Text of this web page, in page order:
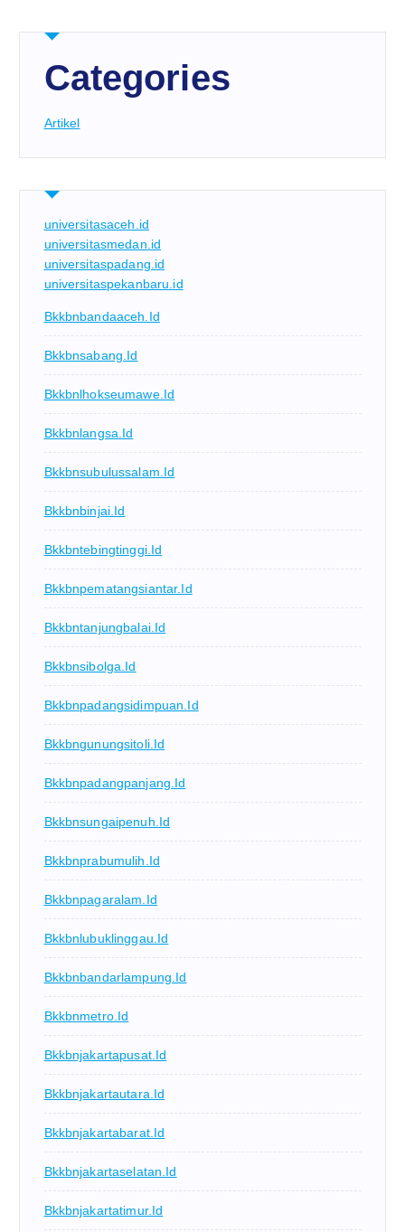
Categories
Artikel
universitasaceh.id
universitasmedan.id
universitaspadang.id
universitaspekanbaru.id
Bkkbnbandaaceh.id
Bkkbnsabang.id
Bkkbnlhokseumawe.id
Bkkbnlangsa.id
Bkkbnsubulussalam.id
Bkkbnbinjai.id
Bkkbntebingtinggi.id
Bkkbnpematangsiantar.id
Bkkbntanjungbalai.id
Bkkbnsibolga.id
Bkkbnpadangsidimpuan.id
Bkkbngunungsitoli.id
Bkkbnpadangpanjang.id
Bkkbnsungaipenuh.id
Bkkbnprabumulih.id
Bkkbnpagaralam.id
Bkkbnlubuklinggau.id
Bkkbnbandarlampung.id
Bkkbnmetro.id
Bkkbnjakartapusat.id
Bkkbnjakartautara.id
Bkkbnjakartabarat.id
Bkkbnjakartaselatan.id
Bkkbnjakartatimur.id